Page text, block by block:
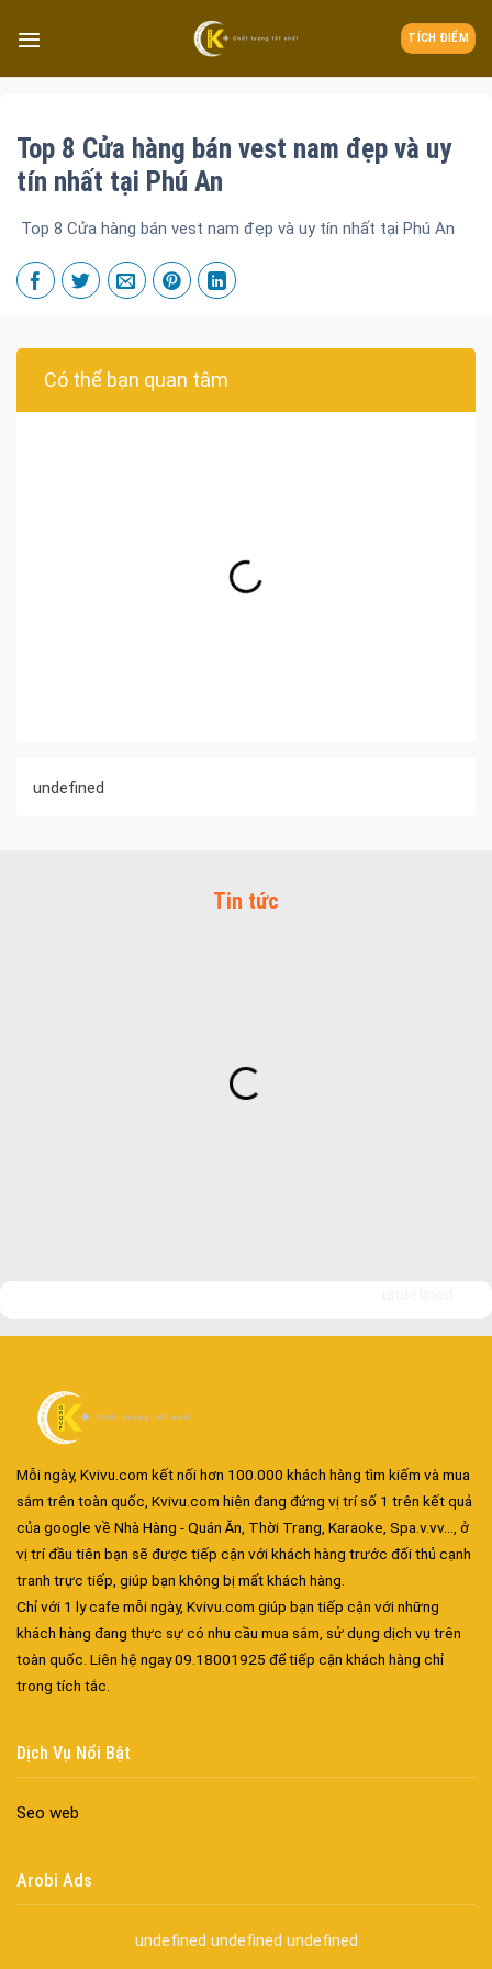
TÍCH ĐIỂM
Top 8 Cửa hàng bán vest nam đẹp và uy
tín nhất tại Phú An
Top 8 Cửa hàng bán vest nam đẹp và uy tín nhất tại Phú An
Có thể bạn quan tâm
undefined
Tin tức
Mỗi ngày, Kvivu.com kết nối hơn 100.000 khách hàng tìm kiếm và mua
sắm trên toàn quốc, Kvivu.com hiện đang đứng vị trí số 1 trên kết quả
của google về Nhà Hàng - Quán Ăn, Thời Trang, Karaoke, Spa.v.vv..., ở
vị trí đầu tiên bạn sẽ được tiếp cận với khách hàng trước đối thủ cạnh
tranh trực tiếp, giúp bạn không bị mất khách hàng.
Chỉ với 1 ly cafe mỗi ngày, Kvivu.com giúp bạn tiếp cận với những
khách hàng đang thực sự có nhu cầu mua sắm, sử dụng dịch vụ trên
toàn quốc. Liên hệ ngay 09.18001925 để tiếp cận khách hàng chỉ
trong tích tắc.
Dịch Vụ Nổi Bật
Seo web
Arobi Ads
undefined undefined undefined
Đa dạng màu sắc cửa nhôm – Tối ưu màu sắc Kiến Trúc
Cửa nhôm chống gió mưa – Hiên ngang giữa thời tiết khắc
nghiệt
Cửa nhôm kín nước kín khí – Bình yên với những tác nhân bên
ngoài
Cửa nhôm cách âm – Sự yên bình trong nhịp sống hiện đại
Cửa nhôm thông gió – Đưa sinh khí vào ngôi nhà của bạn
Cửa nhôm xếp trượt – Kết nối không gian sống
Cửa nhôm trượt view lớn – Nâng tầm đẳng cấp sống
Cửa sổ trượt đứng – Điểm nhấn sáng tạo trong kiến trúc
Công ty vận tải ở nhơn trạch